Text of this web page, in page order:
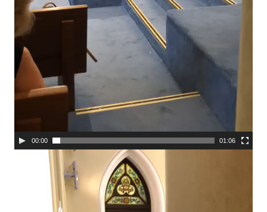
00:00 01:06
Reproductor